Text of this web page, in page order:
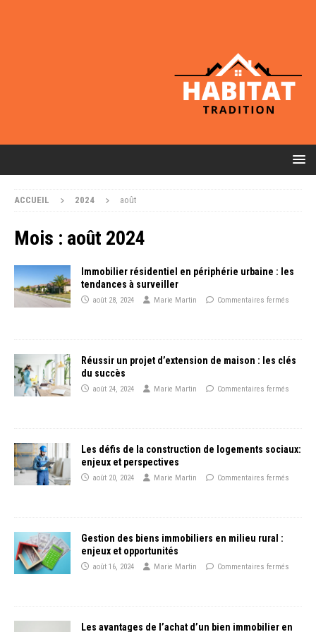
ACCUEIL 2024 août
Mois : août 2024
Immobilier résidentiel en périphérie urbaine : les
tendances à surveiller
août 28, 2024 Marie Martin Commentaires fermés
Réussir un projet d’extension de maison : les clés
du succès
août 24, 2024 Marie Martin Commentaires fermés
Les défis de la construction de logements sociaux:
enjeux et perspectives
août 20, 2024 Marie Martin Commentaires fermés
Gestion des biens immobiliers en milieu rural :
enjeux et opportunités
août 16, 2024 Marie Martin Commentaires fermés
Les avantages de l’achat d’un bien immobilier en